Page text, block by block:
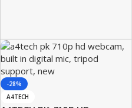
-28%
A4TECH